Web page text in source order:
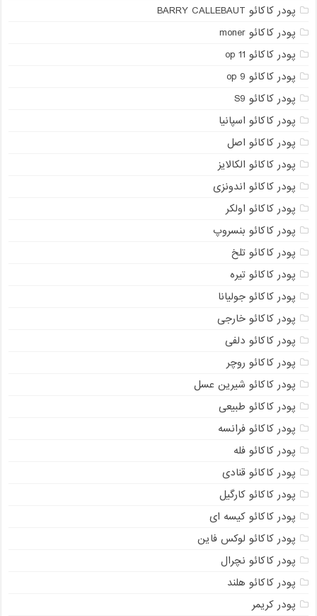
پودر کاکائو BARRY CALLEBAUT
پودر کاکائو moner
پودر کاکائو op 11
پودر کاکائو op 9
پودر کاکائو S9
پودر کاکائو اسپانیا
پودر کاکائو اصل
پودر کاکائو الکالایز
پودر کاکائو اندونزی
پودر کاکائو اولکر
پودر کاکائو بنسروپ
پودر کاکائو تلخ
پودر کاکائو تیره
پودر کاکائو جولیانا
پودر کاکائو خارجی
پودر کاکائو دلفی
پودر کاکائو روچر
پودر کاکائو شیرین عسل
پودر کاکائو طبیعی
پودر کاکائو فرانسه
پودر کاکائو فله
پودر کاکائو قنادی
پودر کاکائو کارگیل
پودر کاکائو کیسه ای
پودر کاکائو لوکس فاین
پودر کاکائو نچرال
پودر کاکائو هلند
پودر کریمر